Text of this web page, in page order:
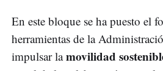
En este bloque se ha puesto el
herramientas de la
impulsar lamovilidad